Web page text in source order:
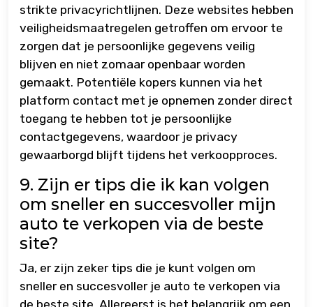
strikte privacyrichtlijnen. Deze websites hebben
veiligheidsmaatregelen getroffen om ervoor te
zorgen dat je persoonlijke gegevens veilig
blijven en niet zomaar openbaar worden
gemaakt. Potentiële kopers kunnen via het
platform contact met je opnemen zonder direct
toegang te hebben tot je persoonlijke
contactgegevens, waardoor je privacy
gewaarborgd blijft tijdens het verkoopproces.
9. Zijn er tips die ik kan volgen
om sneller en succesvoller mijn
auto te verkopen via de beste
site?
Ja, er zijn zeker tips die je kunt volgen om
sneller en succesvoller je auto te verkopen via